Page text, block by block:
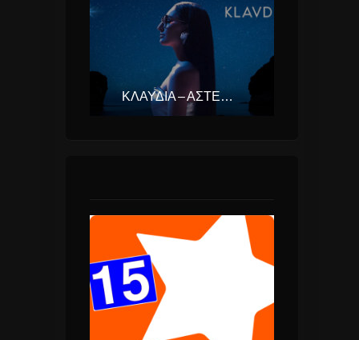
ΚΛΑΥΔΊΑ – ΑΣΤΕΡΟΜΆΤΑ (EUROVISION ΕΛΛΆΔΑ 2025)